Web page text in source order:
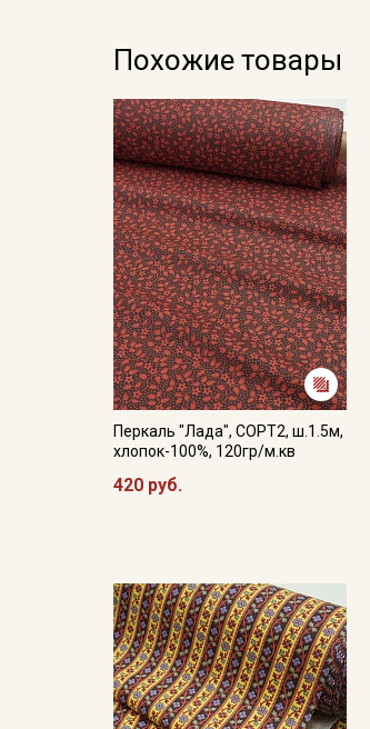
Похожие товары
Перкаль "Лада", СОРТ2, ш.1.5м,
хлопок-100%, 120гр/м.кв
420 руб.